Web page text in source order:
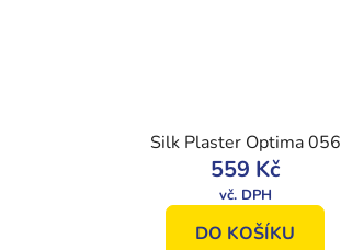
Silk Plaster Optima 056
559 Kč
DO KOŠÍKU